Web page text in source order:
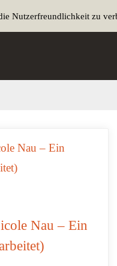
Nau – Ein
Nutzerfreundlichkeit zu